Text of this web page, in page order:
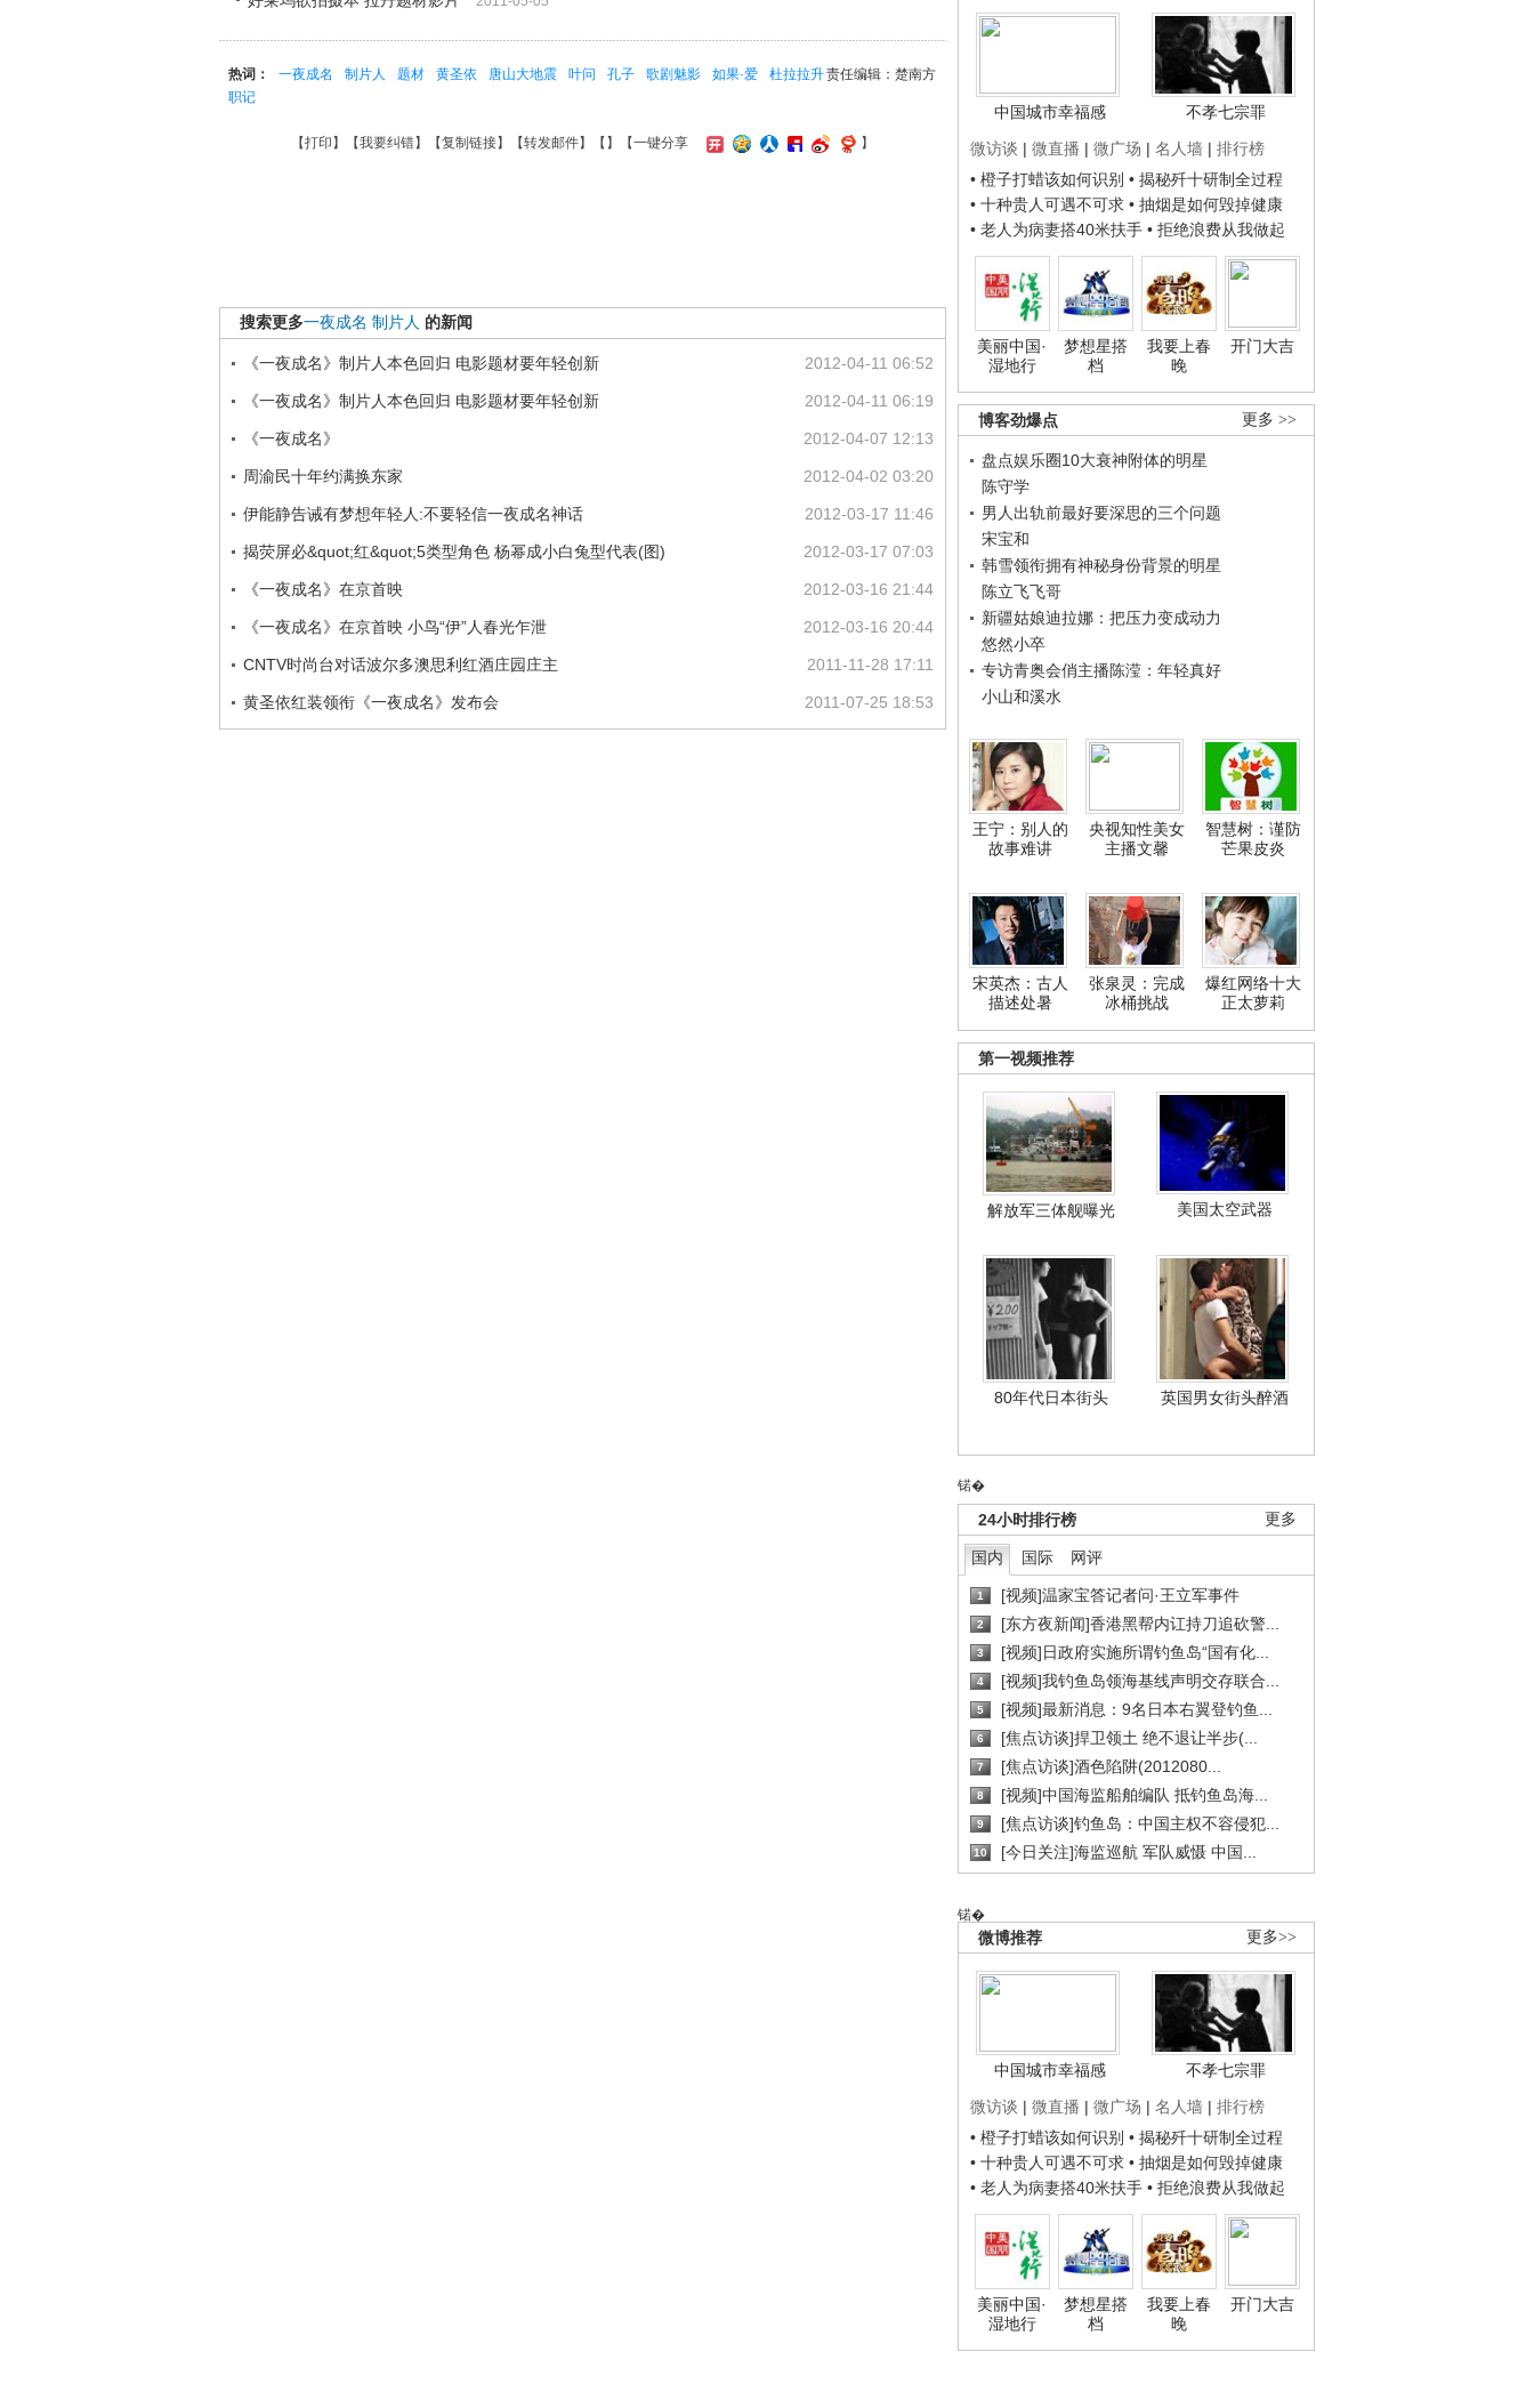
中国城市幸福感
不孝七宗罪
微访谈 | 微直播 | 微广场 | 名人墙 | 排行榜
• 橙子打蜡该如何识别 • 揭秘歼十研制全过程
• 十种贵人可遇不可求 • 抽烟是如何毁掉健康
• 老人为病妻搭40米扶手 • 拒绝浪费从我做起
美丽中国·
湿地行
梦想星搭
档
我要上春
晚
开门大吉
更多 >>
博客劲爆点
盘点娱乐圈10大衰神附体的明星
陈守学
男人出轨前最好要深思的三个问题
宋宝和
韩雪领衔拥有神秘身份背景的明星
陈立飞飞哥
新疆姑娘迪拉娜：把压力变成动力
悠然小卒
专访青奥会俏主播陈滢：年轻真好
小山和溪水
王宁：别人的
故事难讲
央视知性美女
主播文馨
智慧树：谨防
芒果皮炎
宋英杰：古人
描述处暑
张泉灵：完成
冰桶挑战
爆红网络十大
正太萝莉
第一视频推荐
解放军三体舰曝光 美国太空武器
80年代日本街头 英国男女街头醉酒
锘�
更多
24小时排行榜
国内 国际 网评
1 [视频]温家宝答记者问·王立军事件
2 [东方夜新闻]香港黑帮内讧持刀追砍警...
3 [视频]日政府实施所谓钓鱼岛“国有化...
4 [视频]我钓鱼岛领海基线声明交存联合...
5 [视频]最新消息：9名日本右翼登钓鱼...
6 [焦点访谈]捍卫领土 绝不退让半步(...
7 [焦点访谈]酒色陷阱(2012080...
8 [视频]中国海监船舶编队 抵钓鱼岛海...
9 [焦点访谈]钓鱼岛：中国主权不容侵犯...
10 [今日关注]海监巡航 军队威慑 中国...
锘�
更多>>
微博推荐
中国城市幸福感
不孝七宗罪
微访谈 | 微直播 | 微广场 | 名人墙 | 排行榜
• 橙子打蜡该如何识别 • 揭秘歼十研制全过程
• 十种贵人可遇不可求 • 抽烟是如何毁掉健康
• 老人为病妻搭40米扶手 • 拒绝浪费从我做起
美丽中国·
湿地行
梦想星搭
档
我要上春
晚
开门大吉
责任编辑：楚南方
热词： 一夜成名 制片人 题材 黄圣依 唐山大地震 叶问 孔子 歌剧魅影 如果·爱
杜拉拉升
职记
【打印 】【我要纠错】【复制链接】【转发邮件】【 】 【一键分享 】
搜索更多一夜成名 制片人 的新闻
2012-04-11 06:52
《一夜成名》制片人本色回归 电影题材要年轻创新
2012-04-11 06:19
《一夜成名》制片人本色回归 电影题材要年轻创新
2012-04-07 12:13
《一夜成名》
2012-04-02 03:20
周渝民十年约满换东家
2012-03-17 11:46
伊能静告诫有梦想年轻人:不要轻信一夜成名神话
2012-03-17 07:03
揭荧屏必&quot;红&quot;5类型角色 杨幂成小白兔型代表(图)
2012-03-16 21:44
《一夜成名》在京首映
2012-03-16 20:44
《一夜成名》在京首映 小鸟“伊”人春光乍泄
2011-11-28 17:11
CNTV时尚台对话波尔多澳思利红酒庄园庄主
2011-07-25 18:53
黄圣依红装领衔《一夜成名》发布会